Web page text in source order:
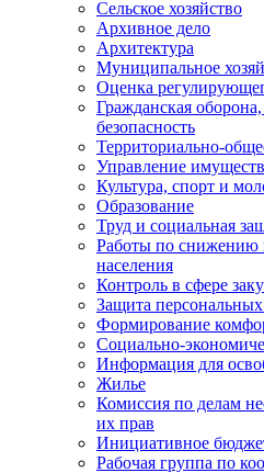
Сельское хозяйство
Архивное дело
Архитектура
Муниципальное
Оценка
Гражданская
безопасность
Территориально-
Управление
Культура, спорт и
Образование
Труд и социальная
Работы по снижению
населения
Контроль в сфере
Защита
Формирование
Социально-
Информация для
Жилье
Комиссия по делам
их прав
Инициативное
Рабочая группа по